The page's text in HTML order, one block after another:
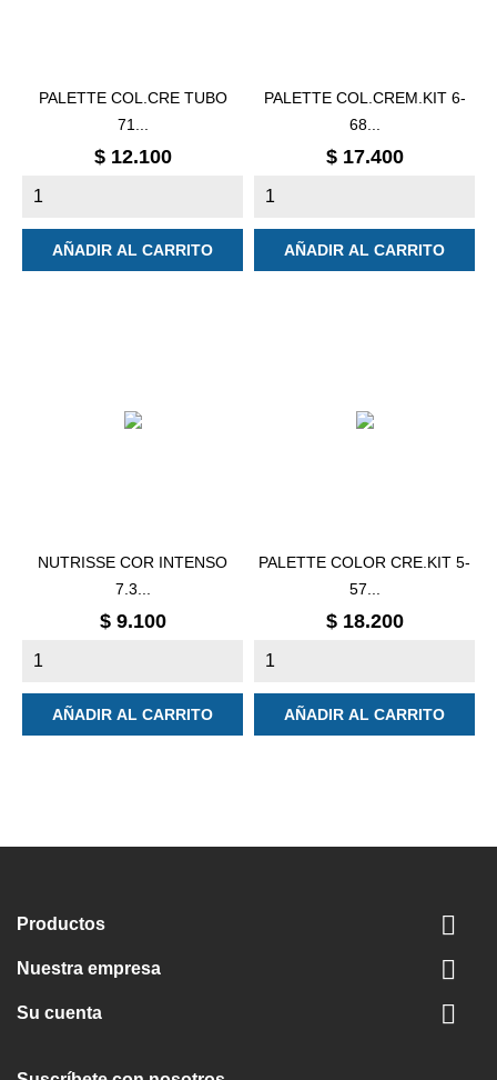
PALETTE COL.CRE TUBO
71...
Precio
$ 12.100
AÑADIR AL CARRITO
PALETTE COL.CREM.KIT 6-
68...
Precio
$ 17.400
AÑADIR AL CARRITO
NUTRISSE COR INTENSO
7.3...
Precio
$ 9.100
AÑADIR AL CARRITO
PALETTE COLOR CRE.KIT 5-
57...
Precio
$ 18.200
AÑADIR AL CARRITO
Productos 
Nuestra empresa 
Su cuenta 